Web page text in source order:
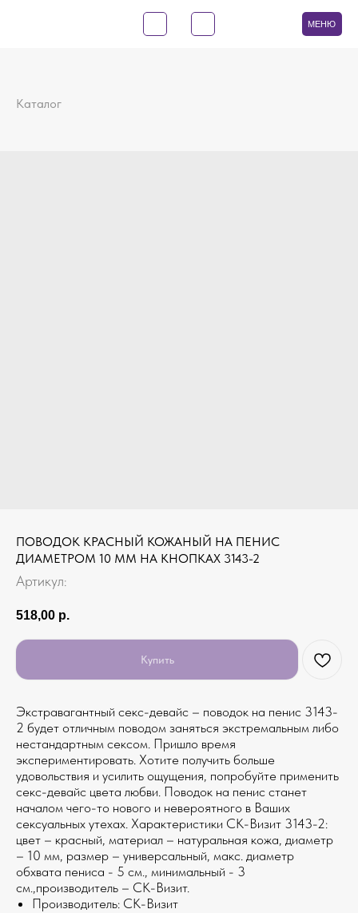
МЕНЮ
Каталог
ПОВОДОК КРАСНЫЙ КОЖАНЫЙ НА ПЕНИС
ДИАМЕТРОМ 10 ММ НА КНОПКАХ 3143-2
Артикул:
518,00 р.
Купить
Экстравагантный секс-девайс – поводок на пенис 3143-
2 будет отличным поводом заняться экстремальным либо
нестандартным сексом. Пришло время
экспериментировать. Хотите получить больше
удовольствия и усилить ощущения, попробуйте применить
секс-девайс цвета любви. Поводок на пенис станет
началом чего-то нового и невероятного в Ваших
сексуальных утехах. Характеристики СК-Визит 3143-2:
цвет – красный, материал – натуральная кожа, диаметр
– 10 мм, размер – универсальный, макс. диаметр
обхвата пениса - 5 см., минимальный - 3
см.,производитель – СК-Визит.
Производитель: СК-Визит